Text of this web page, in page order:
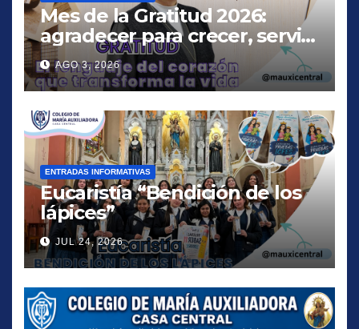
Mes de la Gratitud 2026:
agradecer para crecer, servir
y amar
AGO 3, 2026
ENTRADAS INFORMATIVAS
Eucaristía “Bendición de los
lápices”
JUL 24, 2026